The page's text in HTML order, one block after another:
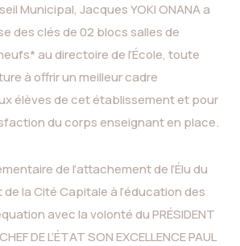
Municipal, Jacques YOKI ONANA a
des clés de 02 blocs salles de
au directoire de l’École, toute
à offrir un meilleur cadre
élèves de cet établissement et pour
du corps enseignant en place.
de l’attachement de l’Élu du
la Cité Capitale à l’éducation des
avec la volonté du PRÉSIDENT
DE L’ÉTAT SON EXCELLENCE PAUL